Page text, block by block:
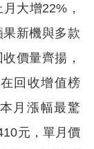
大增22%，
新機與多款
價量齊揚，
回收增值榜
本月漲幅最驚
元，單月價